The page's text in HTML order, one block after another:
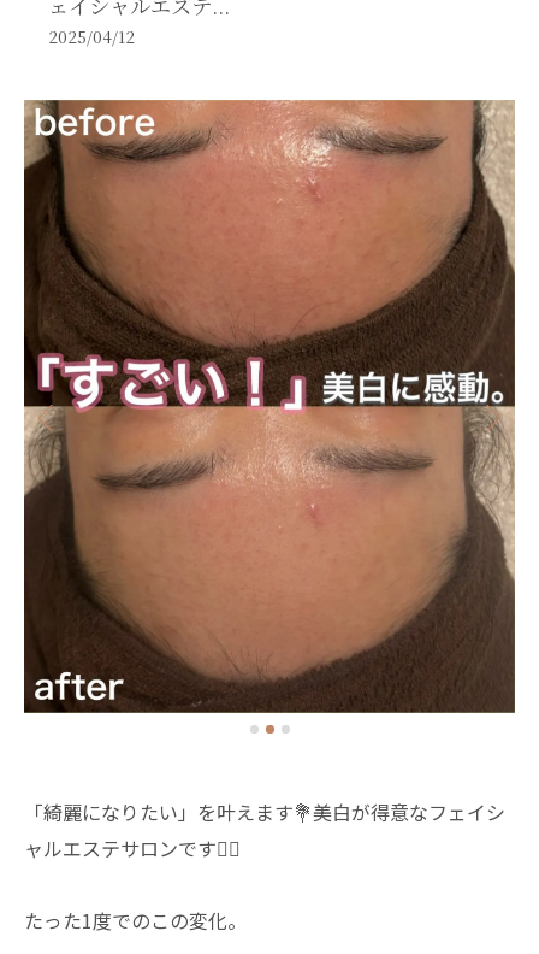
2025/04/12
「綺麗になりたい」を叶えます💐美白が得意なフェイシ
ャルエステサロンです🙋‍♀️
たった1度でのこの変化。